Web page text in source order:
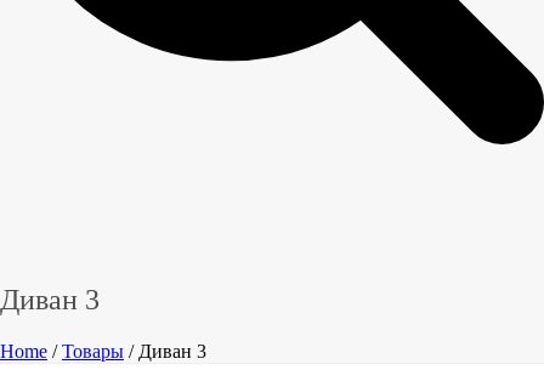
Диван 3
Home /Товары / Диван 3